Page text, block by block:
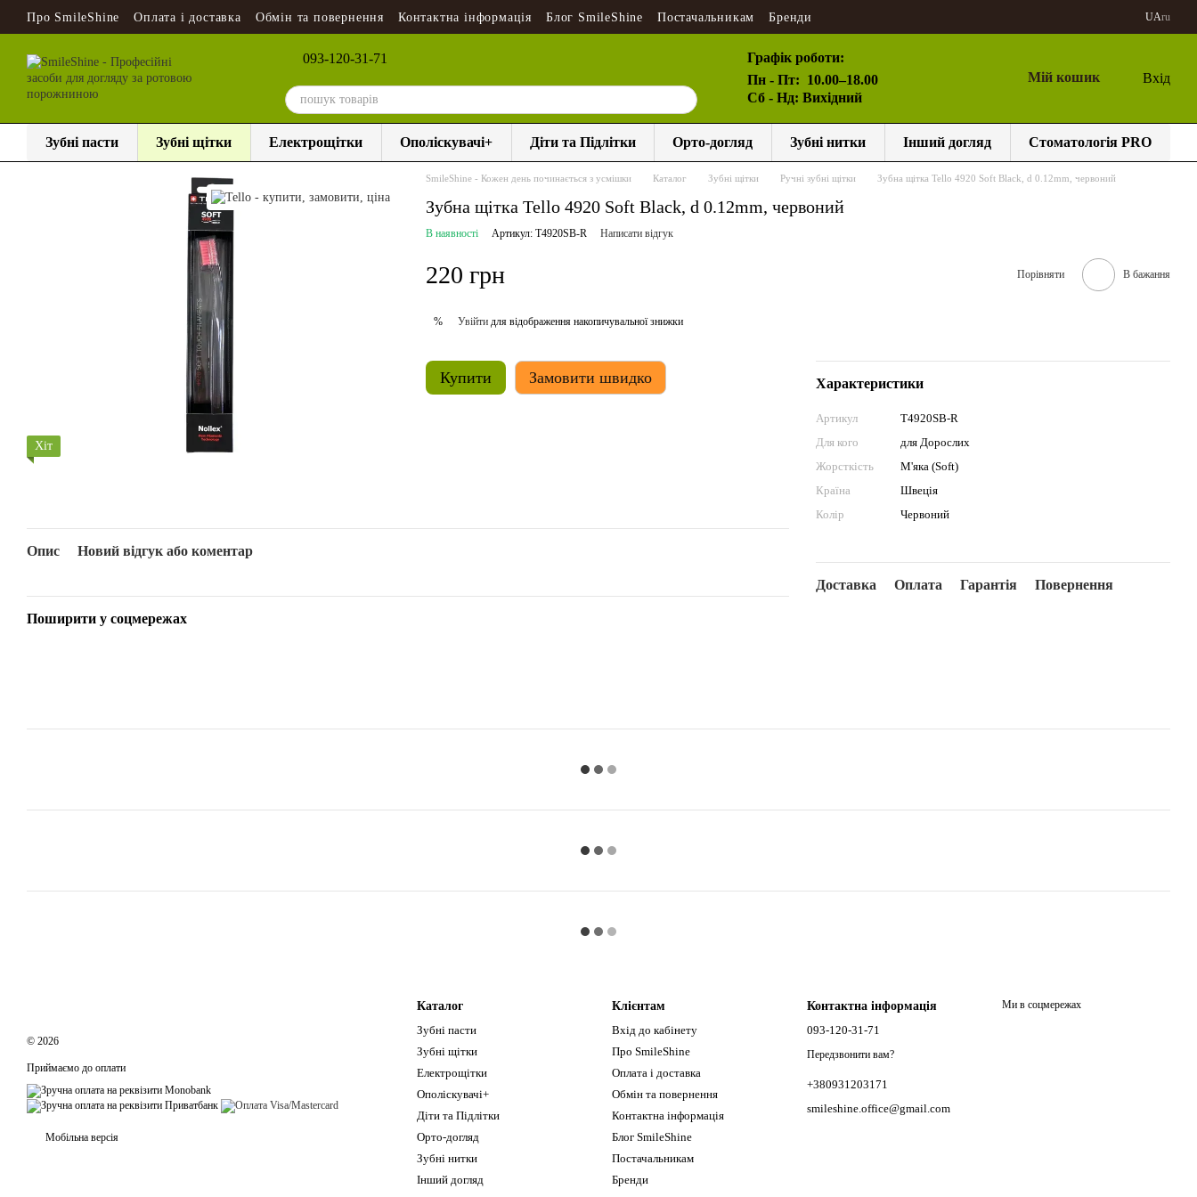
Перейти до основного контенту
Про SmileShine Оплата і доставка Обмін та повернення Контактна інформація Блог SmileShine Постачальникам Бренди UAru
093-120-31-71
Графік роботи:
Пн - Пт: 10.00–18.00
Сб - Нд: Вихідний
Мій кошик Вхід
Зубні пасти Зубні щітки Електрощітки Ополіскувачі+ Діти та Підлітки Орто-догляд Зубні нитки Інший догляд Стоматологія PRO
Хіт
SmileShine - Кожен день починається з усмішки Каталог Зубні щітки Ручні зубні щітки Зубна щітка Tello 4920 Soft Black, d 0.12mm, червоний
Зубна щітка Tello 4920 Soft Black, d 0.12mm, червоний
В наявності Артикул: T4920SB-R Написати відгук
220 грн Порівняти В бажання
% Увійти для відображення накопичувальної знижки
Купити Замовити швидко Характеристики
Артикул
T4920SB-R
Для кого
для Дорослих
Жорсткість
М'яка (Soft)
Країна
Швеція
Колір
Червоний
Доставка Оплата Гарантія Повернення
Опис Новий відгук або коментар
Поширити у соцмережах
© 2026
Приймаємо до оплати
Мобільна версія
Каталог
Зубні пасти
Зубні щітки
Електрощітки
Ополіскувачі+
Діти та Підлітки
Орто-догляд
Зубні нитки
Інший догляд
Клієнтам
Вхід до кабінету
Про SmileShine
Оплата і доставка
Обмін та повернення
Контактна інформація
Блог SmileShine
Постачальникам
Бренди
Контактна інформація
093-120-31-71
Передзвонити вам?
+380931203171
smileshine.office@gmail.com
Ми в соцмережах